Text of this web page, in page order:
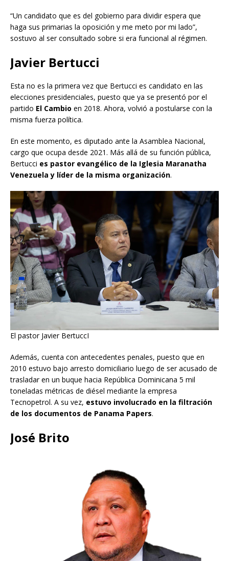
“Un candidato que es del gobierno para dividir espera que
haga sus primarias la oposición y me meto por mi lado”,
sostuvo al ser consultado sobre si era funcional al régimen.
Javier Bertucci
Esta no es la primera vez que Bertucci es candidato en las
elecciones presidenciales, puesto que ya se presentó por el
partido El Cambio en 2018. Ahora, volvió a postularse con la
misma fuerza política.
En este momento, es diputado ante la Asamblea Nacional,
cargo que ocupa desde 2021. Más allá de su función pública,
Bertucci es pastor evangélico de la Iglesia Maranatha
Venezuela y líder de la misma organización.
El pastor Javier BertuccI
Además, cuenta con antecedentes penales, puesto que en
2010 estuvo bajo arresto domiciliario luego de ser acusado de
trasladar en un buque hacia República Dominicana 5 mil
toneladas métricas de diésel mediante la empresa
Tecnopetrol. A su vez, estuvo involucrado en la filtración
de los documentos de Panama Papers.
José Brito